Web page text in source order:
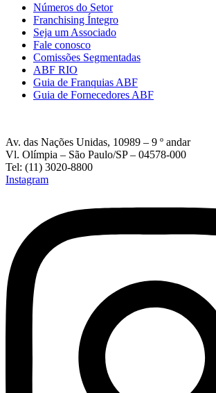
Números do Setor
Franchising Íntegro
Seja um Associado
Fale conosco
Comissões Segmentadas
ABF RIO
Guia de Franquias ABF
Guia de Fornecedores ABF
Av. das Nações Unidas, 10989 – 9 º andar
Vl. Olímpia – São Paulo/SP – 04578-000
Tel: (11) 3020-8800
Instagram